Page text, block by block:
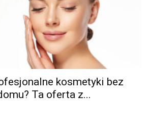
kosmetyki bez
Ta oferta z...